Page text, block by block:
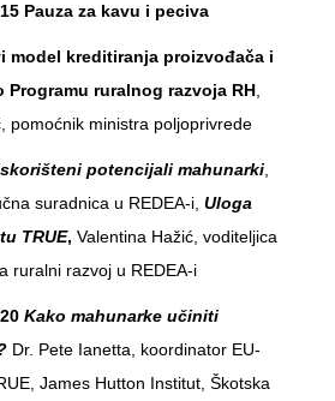
Pauza za kavu i peciva
model kreditiranja proizvođača i
ruralnog razvoja RH,
pomoćnik ministra poljoprivrede
potencijali mahunarki,
suradnica u REDEA-i, Uloga
TRUE, Valentina Hažić, voditeljica
ruralni razvoj u REDEA-i
Kako mahunarke učiniti
Dr. Pete Ianetta, koordinator EU-
James Hutton Institut, Škotska